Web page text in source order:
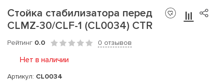
Стойка стабилизатора перед
CLMZ-30/CLF-1 (CL0034) CTR
Рейтинг 0.0 0 отзывов
Нет в наличии
Артикул: CL0034